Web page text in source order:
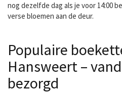
nog dezelfde dag als je voor 14:00
verse bloemen aan de deur.
Populaire
Hansweert –
bezorgd